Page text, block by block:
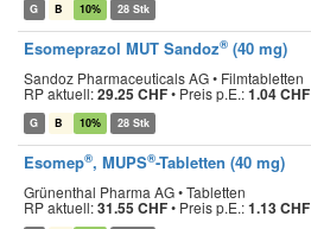
G B 10% 28 Stk
Esomeprazol MUT Sandoz® (40 mg)
Sandoz Pharmaceuticals AG • Filmtabletten
RP aktuell:29.25 CHF• Preis p.E.:1.04 CHF
G B 10% 28 Stk
Esomep®, MUPS®-Tabletten (40 mg)
Grünenthal Pharma AG • Tabletten
RP aktuell:31.55 CHF• Preis p.E.:1.13 CHF